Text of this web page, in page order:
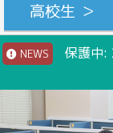
高校生 ＞
NEWS
保護中: